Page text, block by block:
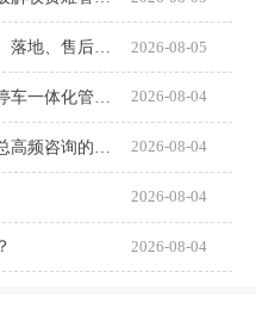
2026-08-05
2026-08-04
2026-08-04
2026-08-04
2026-08-04